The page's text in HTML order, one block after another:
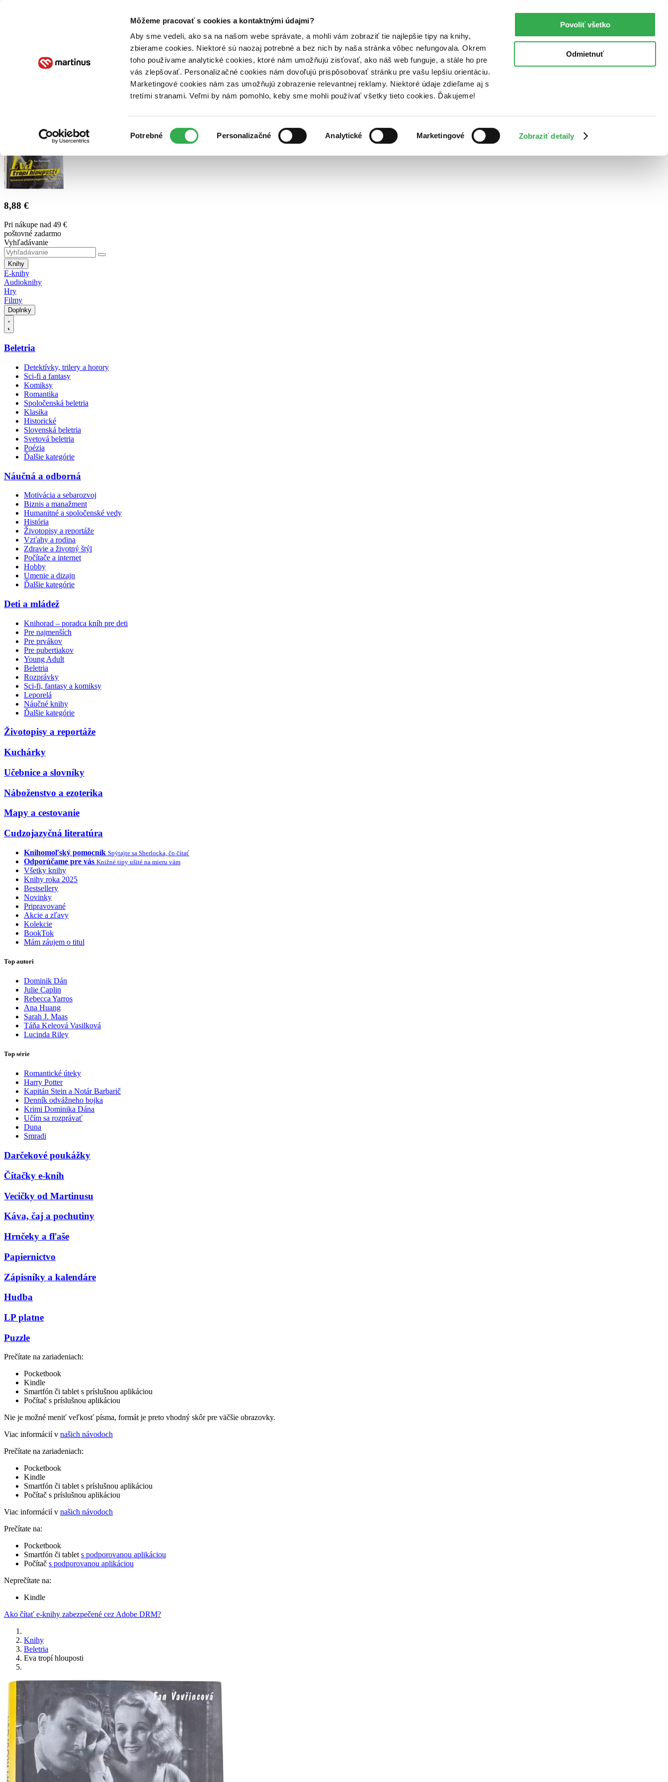
Môžeme pracovať s cookies a kontaktnými údajmi?
Aby sme vedeli, ako sa na našom webe správate, a mohli vám zobraziť tie najlepšie tipy na knihy,
zbierame cookies. Niektoré sú naozaj potrebné a bez nich by naša stránka vôbec nefungovala. Okrem
toho používame analytické cookies, ktoré nám umožňujú zisťovať, ako náš web funguje, a stále ho pre
vás zlepšovať. Personalizačné cookies nám dovoľujú prispôsobovať stránku pre vašu lepšiu orientáciu.
Marketingové cookies nám zas umožňujú zobrazenie relevantnej reklamy. Niektoré údaje zdieľame aj s
tretími stranami. Veľmi by nám pomohlo, keby sme mohli používať všetky tieto cookies. Ďakujeme!
súhlasu
Potrebné Personalizačné Analytické Marketingové Zobraziť detaily
Povoliť všetko
Odmietnuť
Poukážky Kontakt
8,88 €
Pri nákupe nad 49 €
poštovné zadarmo
Vyhľadávanie
Knihy
E-knihy
Audioknihy
Hry
Filmy
Doplnky
Beletria
Detektívky, trilery a horory
Sci-fi a fantasy
Komiksy
Romantika
Spoločenská beletria
Klasika
Historické
Slovenská beletria
Svetová beletria
Poézia
Ďalšie kategórie
Náučná a odborná
Motivácia a sebarozvoj
Biznis a manažment
Humanitné a spoločenské vedy
História
Životopisy a reportáže
Vzťahy a rodina
Zdravie a životný štýl
Počítače a internet
Hobby
Umenie a dizajn
Ďalšie kategórie
Deti a mládež
Knihorad – poradca kníh pre deti
Pre najmenších
Pre prvákov
Pre pubertiakov
Young Adult
Beletria
Rozprávky
Sci-fi, fantasy a komiksy
Leporelá
Náučné knihy
Ďalšie kategórie
Životopisy a reportáže
Kuchárky
Učebnice a slovníky
Náboženstvo a ezoterika
Mapy a cestovanie
Cudzojazyčná literatúra
Knihomoľský pomocník Spýtajte sa Sherlocka, čo čítať
Odporúčame pre vás Knižné tipy ušité na mieru vám
Všetky knihy
Knihy roka 2025
Bestsellery
Novinky
Pripravované
Akcie a zľavy
Kolekcie
BookTok
Mám záujem o titul
Top autori
Dominik Dán
Julie Caplin
Rebecca Yarros
Ana Huang
Sarah J. Maas
Táňa Keleová Vasilková
Lucinda Riley
Top série
Romantické úteky
Harry Potter
Kapitán Stein a Notár Barbarič
Denník odvážneho bojka
Krimi Dominika Dána
Učím sa rozprávať
Duna
Smradi
Darčekové poukážky
Čítačky e-kníh
Vecičky od Martinusu
Káva, čaj a pochutiny
Hrnčeky a fľaše
Papiernictvo
Zápisníky a kalendáre
Hudba
LP platne
Puzzle
Prečítate na zariadeniach:
Pocketbook
Kindle
Smartfón či tablet s príslušnou aplikáciou
Počítač s príslušnou aplikáciou
Nie je možné meniť veľkosť písma, formát je preto vhodný skôr pre väčšie obrazovky.
Viac informácií v našich návodoch
Prečítate na zariadeniach:
Pocketbook
Kindle
Smartfón či tablet s príslušnou aplikáciou
Počítač s príslušnou aplikáciou
Viac informácií v našich návodoch
Prečítate na:
Pocketbook
Smartfón či tablet s podporovanou aplikáciou
Počítač s podporovanou aplikáciou
Neprečítate na:
Kindle
Ako čítať e-knihy zabezpečené cez Adobe DRM?
Knihy
Beletria
Eva tropí hlouposti